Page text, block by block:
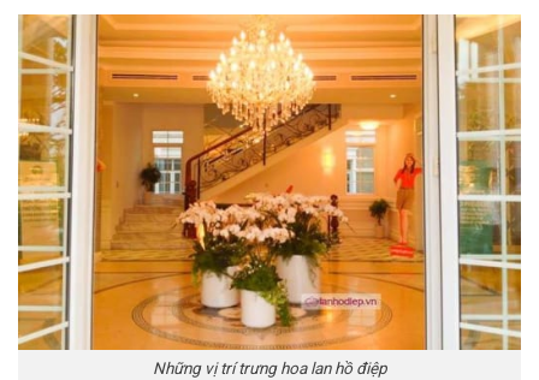
Những vị trí trưng hoa lan hồ điệp